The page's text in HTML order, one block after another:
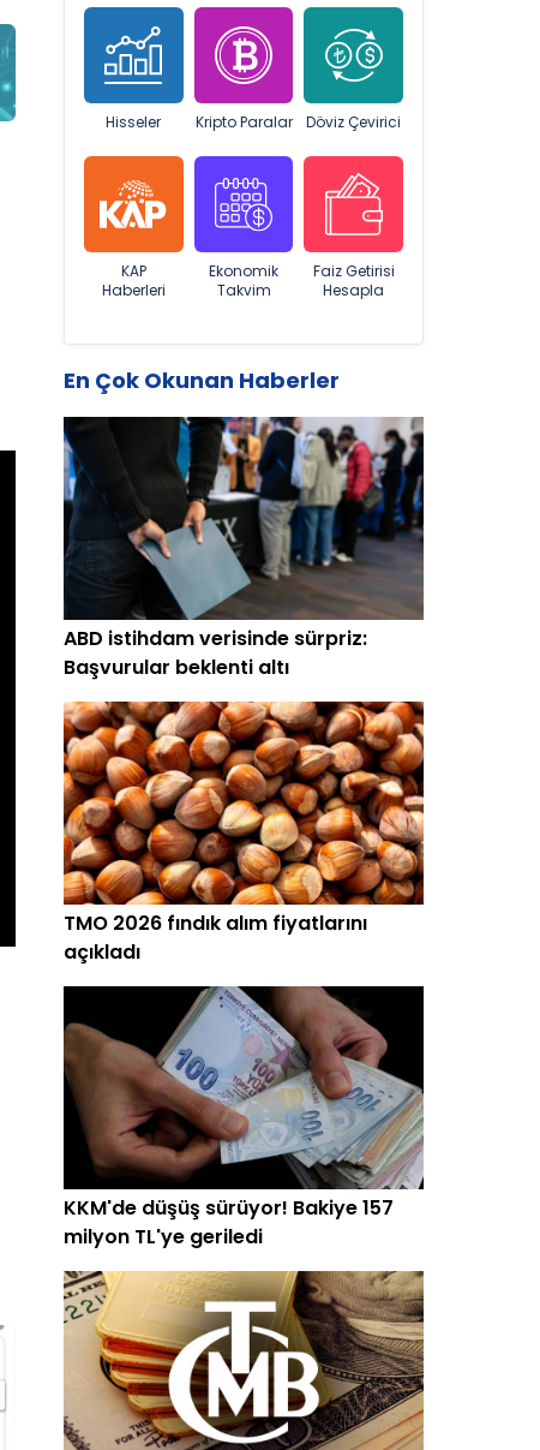
Hisseler Kripto Paralar Döviz Çevirici
KAP
Haberleri
Ekonomik
Takvim
Faiz Getirisi
Hesapla
En Çok Okunan Haberler
ABD istihdam verisinde sürpriz:
Başvurular beklenti altı
TMO 2026 fındık alım fiyatlarını
açıkladı
KKM'de düşüş sürüyor! Bakiye 157
milyon TL'ye geriledi